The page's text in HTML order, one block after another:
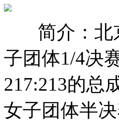
简介：北
子团体1/4决
217:213的总
女子团体半决